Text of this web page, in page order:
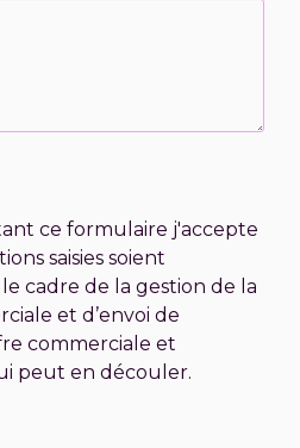
ce formulaire j'accepte
saisies soient
cadre de la gestion de la
et d’envoi de
commerciale et
peut en découler.